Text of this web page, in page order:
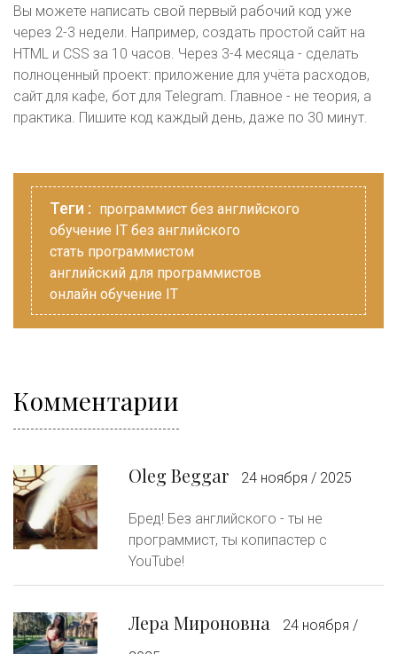
Вы можете написать свой первый рабочий код уже
через 2-3 недели. Например, создать простой сайт на
HTML и CSS за 10 часов. Через 3-4 месяца - сделать
полноценный проект: приложение для учёта расходов,
сайт для кафе, бот для Telegram. Главное - не теория, а
практика. Пишите код каждый день, даже по 30 минут.
Теги : программист без английского
обучение IT без английского
стать программистом
английский для программистов
онлайн обучение IT
Комментарии
Oleg Beggar 24 ноября / 2025
Бред! Без английского - ты не
программист, ты копипастер с
YouTube!
Лера Мироновна
24 ноября /